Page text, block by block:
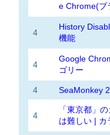
e Chrome(ブ
4
History
機能
4
Google
ゴリー
4 SeaMonkey
4
「東京都」
は難しい | カ